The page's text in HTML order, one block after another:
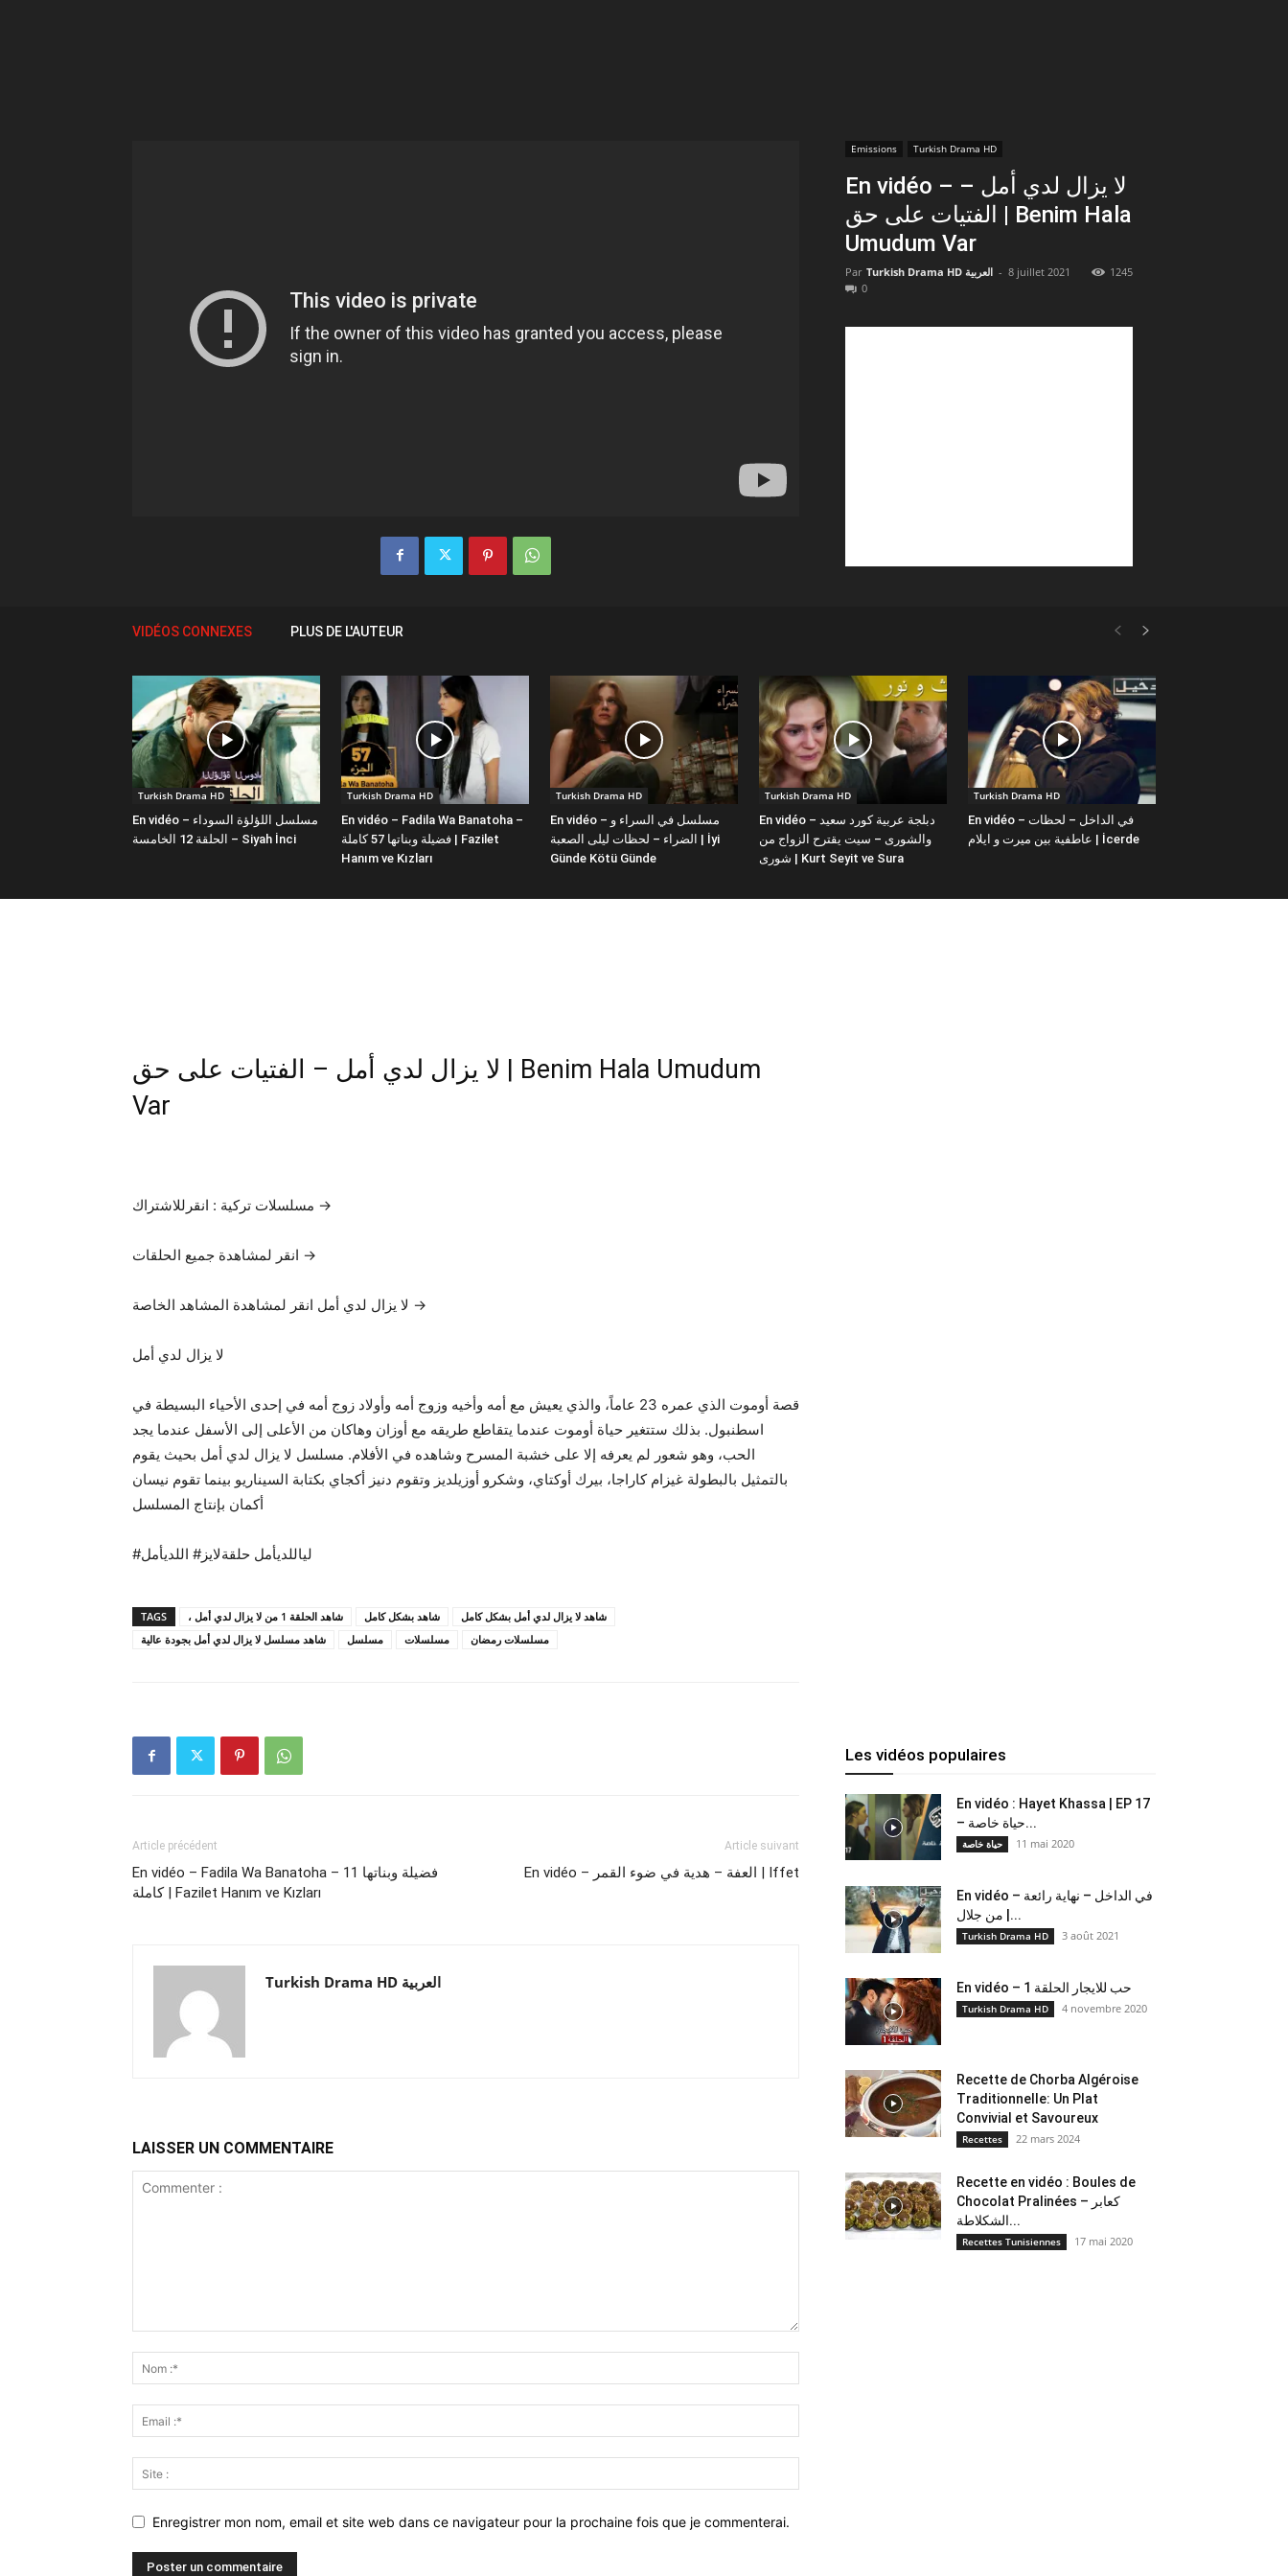
Emissions Turkish Drama HD
En vidéo – لا يزال لدي أمل –
الفتيات على حق | Benim Hala
Umudum Var
Par Turkish Drama HD العربية - 8 juillet 2021
1245
0
VIDÉOS CONNEXES PLUS DE L'AUTEUR
Turkish Drama HD
En vidéo – مسلسل اللؤلؤة السوداء
الحلقة 12 الخامسة – Siyah İnci
Turkish Drama HD
En vidéo – Fadila Wa Banatoha –
فضيلة وبناتها 57 كاملة | Fazilet
Hanım ve Kızları
Turkish Drama HD
En vidéo – مسلسل في السراء و
الضراء – لحظات ليلى الصعبة | İyi
Günde Kötü Günde
Turkish Drama HD
En vidéo – دبلجة عربية كورد سعيد
والشورى – سيت يقترح الزواج من
شورى | Kurt Seyit ve Sura
Turkish Drama HD
En vidéo – في الداخل – لحظات
عاطفية بين ميرت و ايلام | İcerde
لا يزال لدي أمل – الفتيات على حق | Benim Hala Umudum
Var
مسلسلات تركية : انقرللاشتراك →
انقر لمشاهدة جميع الحلقات →
لا يزال لدي أمل انقر لمشاهدة المشاهد الخاصة →
لا يزال لدي أمل
قصة أوموت الذي عمره 23 عاماً، والذي يعيش مع أمه وأخيه وزوج أمه وأولاد زوج أمه في إحدى الأحياء البسيطة في
اسطنبول. بذلك ستتغير حياة أوموت عندما يتقاطع طريقه مع أوزان وهاكان من الأعلى إلى الأسفل عندما يجد
الحب، وهو شعور لم يعرفه إلا على خشبة المسرح وشاهده في الأفلام. مسلسل لا يزال لدي أمل بحيث يقوم
بالتمثيل بالبطولة غيزام كاراجا، بيرك أوكتاي، وشكرو أوزيلديز وتقوم دنيز أكجاي بكتابة السيناريو بينما تقوم نيسان
أكمان بإنتاج المسلسل
#لياللديأمل حلقةلايز# اللديأمل
TAGS ، شاهد الحلقة 1 من لا يزال لدي أمل شاهد بشكل كامل
شاهد لا يزال لدي أمل بشكل كامل
شاهد مسلسل لا يزال لدي أمل بجودة عالية
مسلسل مسلسلات مسلسلات رمضان
Article précédent
En vidéo – Fadila Wa Banatoha – فضيلة وبناتها 11
كاملة | Fazilet Hanım ve Kızları
Article suivant
En vidéo – العفة – هدية في ضوء القمر | Iffet
Turkish Drama HD العربية
LAISSER UN COMMENTAIRE
Enregistrer mon nom, email et site web dans ce navigateur pour la prochaine fois que je commenterai.
Les vidéos populaires
En vidéo : Hayet Khassa | EP 17
– حياة خاصة...
حياة خاصة 11 mai 2020
En vidéo – في الداخل – نهاية رائعة
من جلال |...
Turkish Drama HD 3 août 2021
En vidéo – حب للايجار الحلقة 1
Turkish Drama HD 4 novembre 2020
Recette de Chorba Algéroise
Traditionnelle: Un Plat
Convivial et Savoureux
Recettes 22 mars 2024
Recette en vidéo : Boules de
Chocolat Pralinées – كعابر
الشكلاطة...
Recettes Tunisiennes 17 mai 2020